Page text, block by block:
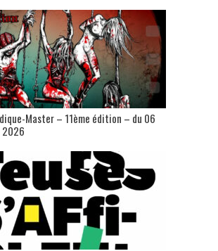
Master – 11ème édition – du 06
2026